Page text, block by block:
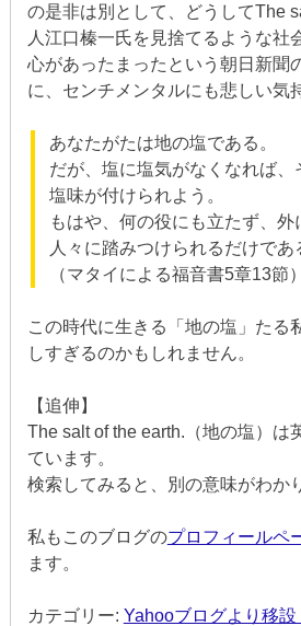
の是非は別として、どうしてThe
人江口榛一氏を見捨てるような社
心があったまったという朝日新聞
に、センチメンタルにも悲しい気
あなたがたは地の塩である。
だが、塩に塩気がなくなれば、
塩味が付けられよう。
もはや、何の役にも立たず、外
人々に踏みつけられるだけであ
（マタイによる福音書5章13節）
この時代に生きる「地の塩」たる
しすぎるのかもしれません。
【追伸】
The salt of the earth.（地の塩）は
ています。
検索してみると、別の意味がわか
私もこのブログのプロフィールペ
ます。
カテゴリー: Yahooブログより移設